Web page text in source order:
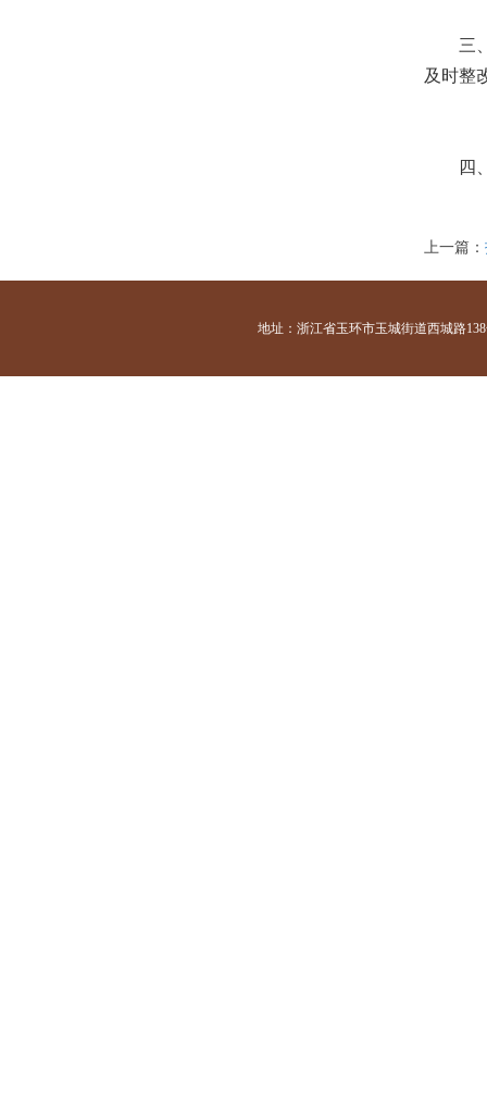
三、
及时整
四、
上一篇：
地址：浙江省玉环市玉城街道西城路